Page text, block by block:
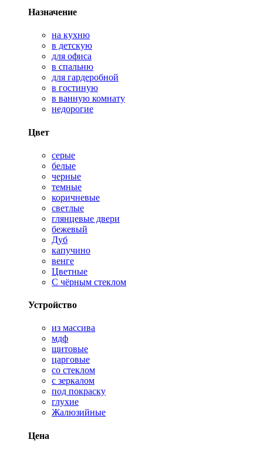
Назначение
на кухню
в детскую
для офиса
в спальню
для гардеробной
в гостиную
в ванную комнату
недорогие
Цвет
серые
белые
черные
темные
коричневые
светлые
глянцевые двери
бежевый
Дуб
капучино
венге
Цветные
С чёрным стеклом
Устройство
из массива
мдф
щитовые
царговые
со стеклом
с зеркалом
под покраску
глухие
Жалюзийные
Цена